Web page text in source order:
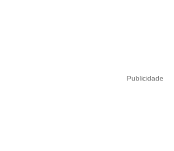
Publicidade